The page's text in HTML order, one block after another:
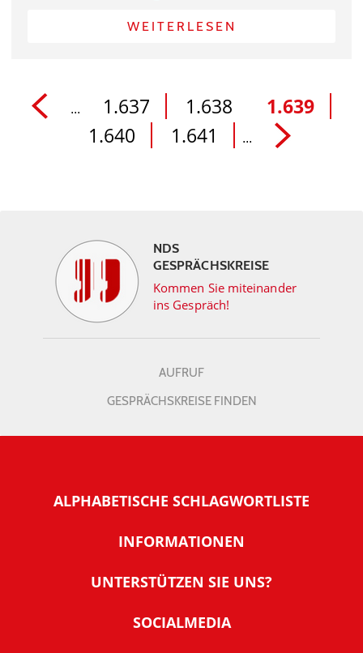
WEITERLESEN
... 1.637 1.638
1.639
1.640
1.641 ...
NDS
GESPRÄCHSKREISE
Kommen Sie miteinander
ins Gespräch!
AUFRUF
GESPRÄCHSKREISE FINDEN
ALPHABETISCHE SCHLAGWORTLISTE
INFORMATIONEN
Warum NachDenkSeiten
Tipps zur Nutzung der NachDenkSeiten
UNTERSTÜTZEN SIE UNS?
SOCIALMEDIA